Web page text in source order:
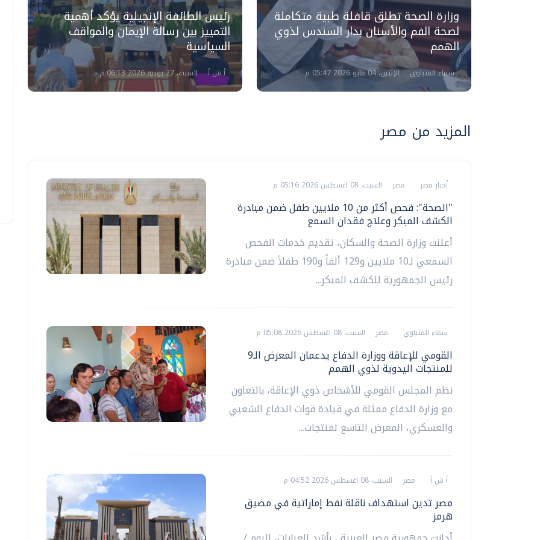
رئيس الطائفة الإنجيلية يؤكد أهمية
التمييز بين رسالة الإيمان والمواقف
السياسية
أ ش أ السبت، 27 يونيه 2026 06:13 م
وزارة الصحة تطلق قافلة طبية متكاملة
لصحة الفم والأسنان بدار السندس لذوي
الهمم
سماء المنياوي الإثنين، 04 مايو 2026 05:47 م
المزيد من مصر
أخبار مصر مصر السبت، 08 اغسطس 2026 05:16 م
"الصحة": فحص أكثر من 10 ملايين طفل ضمن مبادرة
الكشف المبكر وعلاج فقدان السمع
أعلنت وزارة الصحة والسكان، تقديم خدمات الفحص
السمعي لـ10 ملايين و129 ألفاً و190 طفلاً ضمن مبادرة
رئيس الجمهورية للكشف المبكر...
سماء المنياوي مصر السبت، 08 اغسطس 2026 05:08 م
القومي للإعاقة ووزارة الدفاع يدعمان المعرض الـ9
للمنتجات اليدوية لذوي الهمم
نظم المجلس القومي للأشخاص ذوي الإعاقة، بالتعاون
مع وزارة الدفاع ممثلة في قيادة قوات الدفاع الشعبي
والعسكري، المعرض التاسع لمنتجات...
أ ش أ مصر السبت، 08 اغسطس 2026 04:52 م
مصر تدين استهداف ناقلة نفط إماراتية في مضيق
هرمز